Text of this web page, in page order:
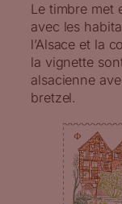
Le timbre met
avec les
l’Alsace et la
la vignette
alsacienne
bretzel.